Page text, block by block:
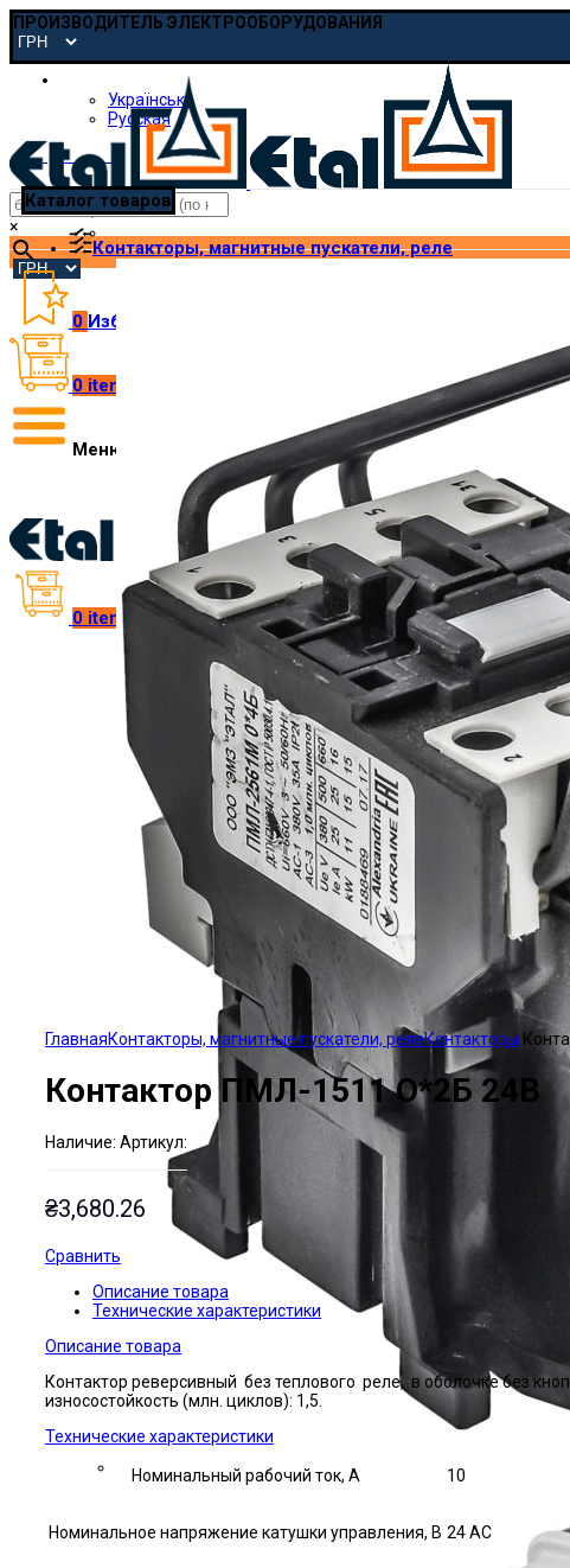
ПРОИЗВОДИТЕЛЬ ЭЛЕКТРООБОРУДОВАНИЯ
Українська
Русская
pmp@etal.ua
×
0 Избранное
0 items
Меню
0 items ₴0.00
Каталог товаров
Контакторы, магнитные пускатели, реле
ГлавнаяКонтакторы, магнитные пускатели, релеКонтакторы
Контактор ПМЛ-1511 О*2Б 24В
Наличие: Артикул:
₴3,680.26
Сравнить
Описание товара
Технические характеристики
Описание товара
Контактор реверсивный без теплового реле, в оболочке без
износостойкость (млн. циклов): 1,5.
Технические характеристики
Номинальный рабочий ток, А 10
Номинальное напряжение катушки управления, В 24 AC